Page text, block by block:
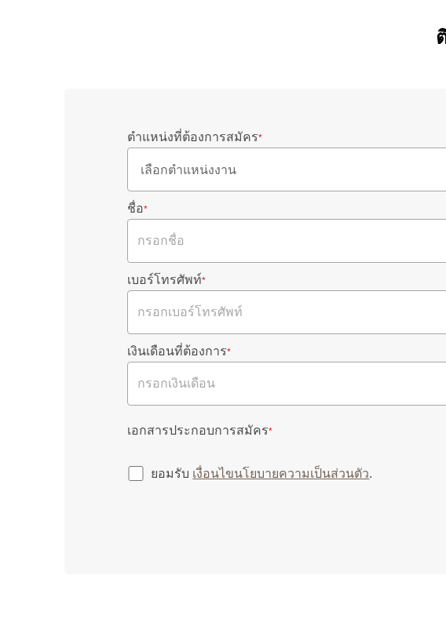
ตำแหน่งที่ต้องการสมัคร*
ชื่อ*
เบอร์โทรศัพท์*
เงินเดือนที่ต้องการ*
เอกสารประกอบการสมัคร*
ยอมรับ เงื่อนไขนโยบายความเป็นส่วนตัว.